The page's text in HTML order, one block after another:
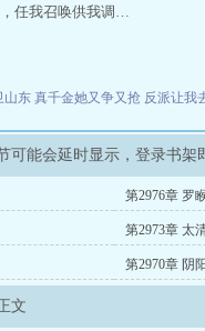
任我召唤供我调…
山东 真千金她又争又抢 反派让我
可能会延时显示，登录书架
第2976章 罗
第2973章 太
第2970章 阴
文